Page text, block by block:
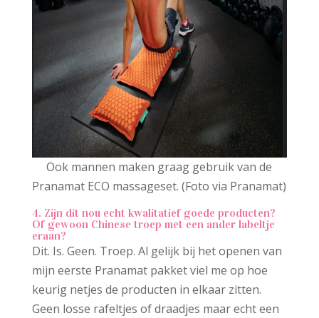
Ook mannen maken graag gebruik van de
Pranamat ECO massageset. (Foto via Pranamat)
4. Zijn dit nou echt kwalitatief goede producten?
Of gewoon Chinese troep met een ander labeltje
eraan?
Dit. Is. Geen. Troep. Al gelijk bij het openen van
mijn eerste Pranamat pakket viel me op hoe
keurig netjes de producten in elkaar zitten.
Geen losse rafeltjes of draadjes maar echt een